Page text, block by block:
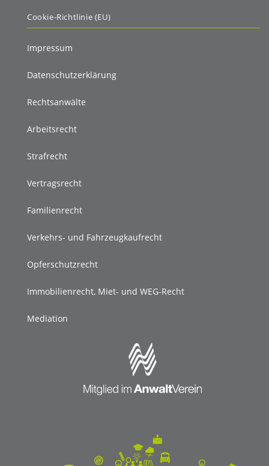
Cookie-Richtlinie (EU)
Impressum
Datenschutzerklärung
Rechtsanwälte
Arbeitsrecht
Strafrecht
Vertragsrecht
Familienrecht
Verkehrs- und Fahrzeugkaufrecht
Opferschutzrecht
Immobilienrecht, Miet- und WEG-Recht
Mediation